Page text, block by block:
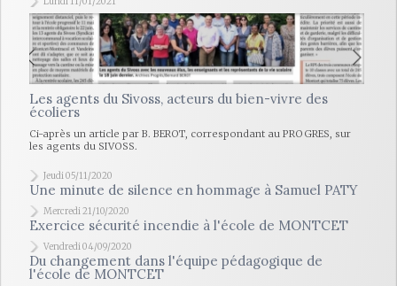
Les agents du Sivoss, acteurs du bien-vivre des
écoliers
Ci-après un article par B. BEROT, correspondant au PROGRES, sur
les agents du SIVOSS.
Jeudi 05/11/2020
Une minute de silence en hommage à Samuel PATY
Mercredi 21/10/2020
Exercice sécurité incendie à l'école de MONTCET
Vendredi 04/09/2020
Du changement dans l'équipe pédagogique de
l'école de MONTCET